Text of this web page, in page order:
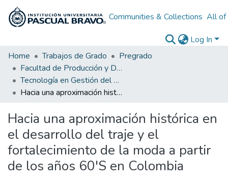
Communities & Collections All of
Log In
Home
Trabajos de Grado
Pregrado
Facultad de Producción y Diseño
Tecnología en Gestión del Diseño Textil y de Moda
Hacia una aproximación histórica en el desarrollo del traje y el fortalecimiento de la moda a partir de los años 60'S en Colombia
Hacia una aproximación histórica en
el desarrollo del traje y el
fortalecimiento de la moda a partir
de los años 60'S en Colombia